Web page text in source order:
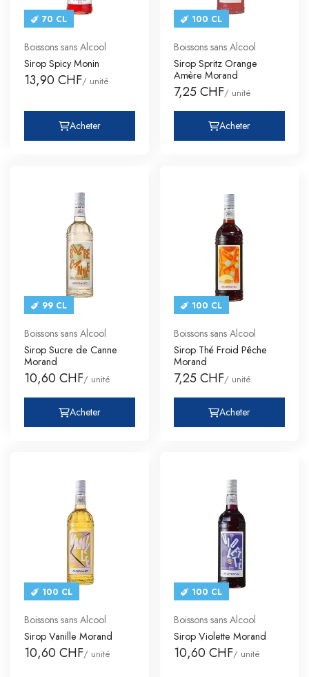
70 CL
Boissons sans Alcool
Sirop Spicy Monin
13,90 CHF/ unité
Acheter
100 CL
Boissons sans Alcool
Sirop Spritz Orange
Amère Morand
7,25 CHF/ unité
Acheter
99 CL
Boissons sans Alcool
Sirop Sucre de Canne
Morand
10,60 CHF/ unité
Acheter
100 CL
Boissons sans Alcool
Sirop Thé Froid Pêche
Morand
7,25 CHF/ unité
Acheter
100 CL
Boissons sans Alcool
Sirop Vanille Morand
10,60 CHF/ unité
100 CL
Boissons sans Alcool
Sirop Violette Morand
10,60 CHF/ unité